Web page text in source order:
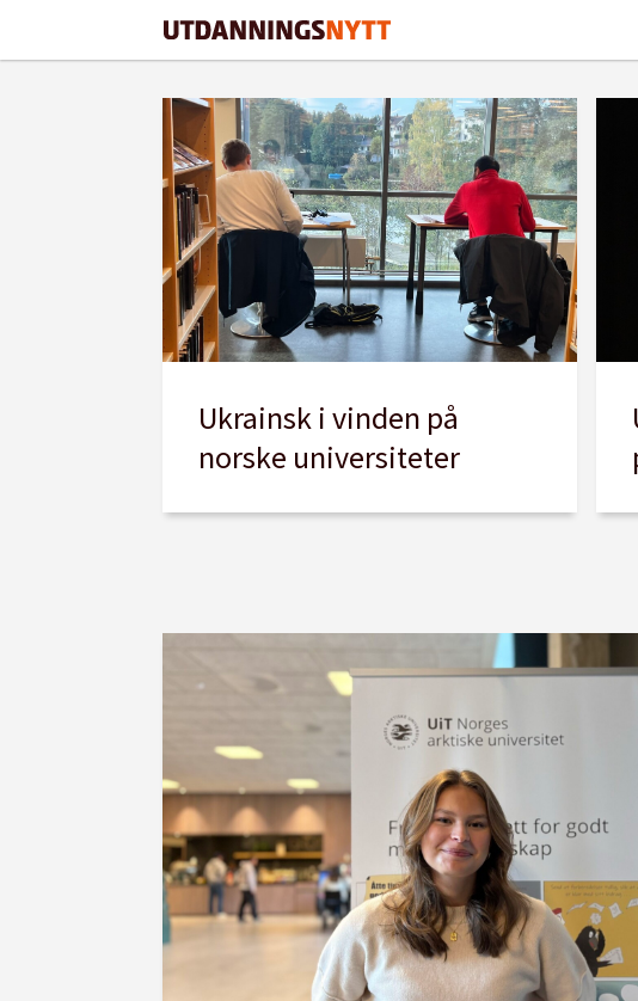
universitetet
Ukrainsk i vinden på
norske universiteter